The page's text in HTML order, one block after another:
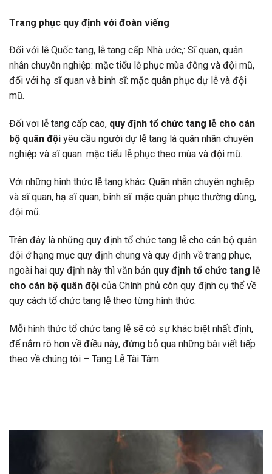
Trang phục quy định với đoàn viếng
Đối với lễ Quốc tang, lễ tang cấp Nhà ước,: Sĩ quan, quân
nhân chuyên nghiệp: mặc tiểu lễ phục mùa đông và đội mũ,
đối với hạ sĩ quan và binh sĩ: mặc quân phục dự lễ và đội
mũ.
Đối vơi lễ tang cấp cao, quy định tổ chức tang lễ cho cán
bộ quân đội yêu cầu người dự lễ tang là quân nhân chuyên
nghiệp và sĩ quan: mặc tiểu lễ phục theo mùa và đội mũ.
Với những hình thức lễ tang khác: Quân nhân chuyên nghiệp
và sĩ quan, hạ sĩ quan, binh sĩ: mặc quân phục thường dùng,
đội mũ.
Trên đây là những quy định tổ chức tang lễ cho cán bộ quân
đội ở hạng mục quy định chung và quy định về trang phục,
ngoài hai quy định này thì văn bản quy định tổ chức tang lễ
cho cán bộ quân đội của Chính phủ còn quy định cụ thể về
quy cách tổ chức tang lễ theo từng hình thức.
Mỗi hình thức tổ chức tang lễ sẽ có sự khác biệt nhất định,
để nắm rõ hơn về điều này, đừng bỏ qua những bài viết tiếp
theo về chúng tôi – Tang Lễ Tài Tâm.